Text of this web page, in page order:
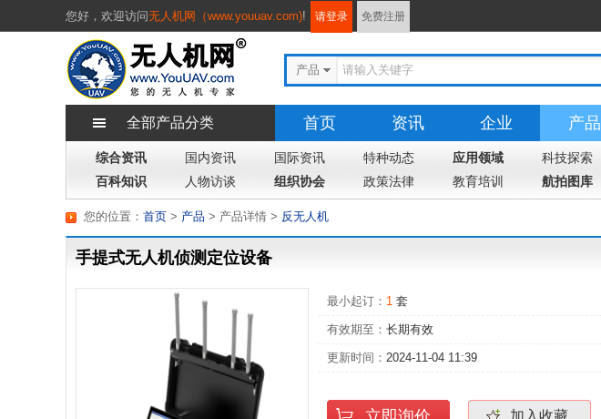
您好， 欢迎访问无人机网（www.youuav.com)! 请登录 免费注册
产品
全部产品分类 首页 资讯 企业 产品
专题
杂志 地图
综合资讯 国内资讯 国际资讯 特种动态 应用领域 科技探索
百科知识
人物访谈 组织协会 政策法律 教育培训 航拍图库
您的位置： 首页 > 产品 > 反无人机
> 产品详情
手提式无人机侦测定位设备
最小起订： 1 套
有效期至： 长期有效
更新时间： 2024-11-04 11:39
加入收藏